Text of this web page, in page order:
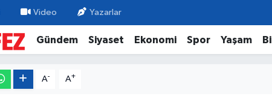
Video Yazarlar
Gündem Siyaset Ekonomi Spor Yaşam
A- A+